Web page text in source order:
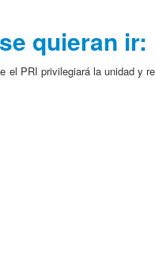
quieran
PRI privilegiará la unidad y